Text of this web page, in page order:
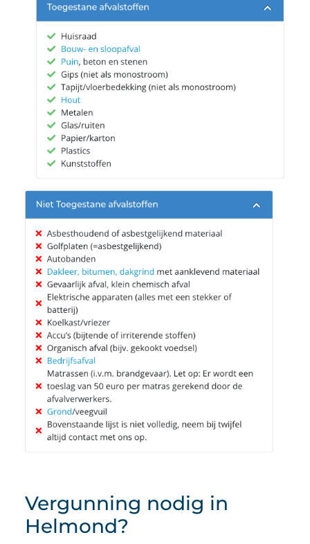
Vergunning nodig in
Helmond?